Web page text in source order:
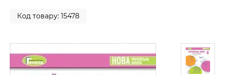
Код товару: 15478